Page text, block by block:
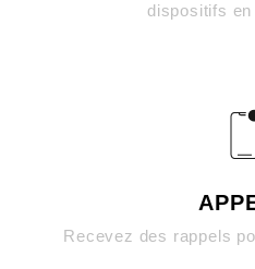
dispositifs
Recevez des rappels